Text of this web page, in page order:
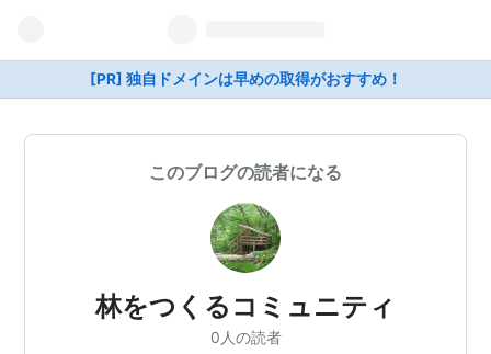
[PR] 独自ドメインは早めの取得がおすすめ！
このブログの読者になる
林をつくるコミュニティ
0人の読者